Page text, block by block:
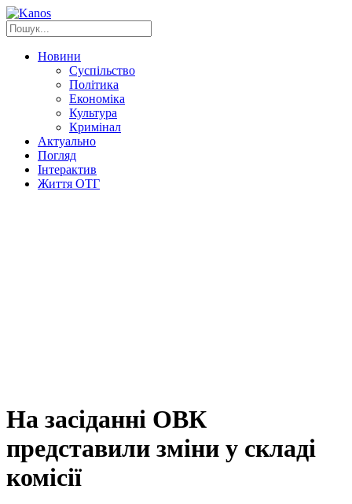
Новини
Суспільство
Політика
Економіка
Культура
Кримінал
Актуально
Погляд
Інтерактив
Життя ОТГ
На засіданні ОВК
представили зміни у складі
комісії